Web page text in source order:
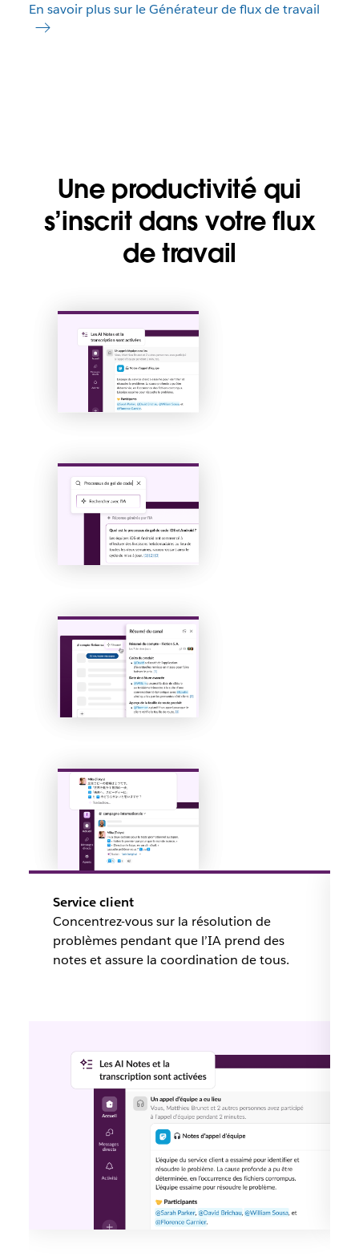
En savoir plus sur le Générateur de flux de travail
Une productivité qui
s’inscrit dans votre flux
de travail
Service client
Concentrez-vous sur la résolution de
problèmes pendant que l’IA prend des
notes et assure la coordination de tous.